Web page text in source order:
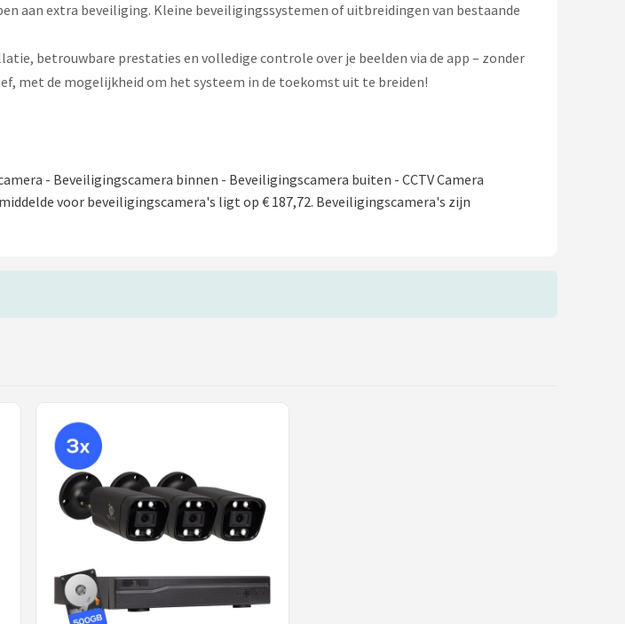
aan extra beveiliging. Kleine beveiligingssystemen of uitbreidingen van bestaande
betrouwbare prestaties en volledige controle over je beelden via de app – zonder
met de mogelijkheid om het systeem in de toekomst uit te breiden!
- Beveiligingscamera binnen - Beveiligingscamera buiten - CCTV Camera
voor beveiligingscamera's ligt op € 187,72. Beveiligingscamera's zijn